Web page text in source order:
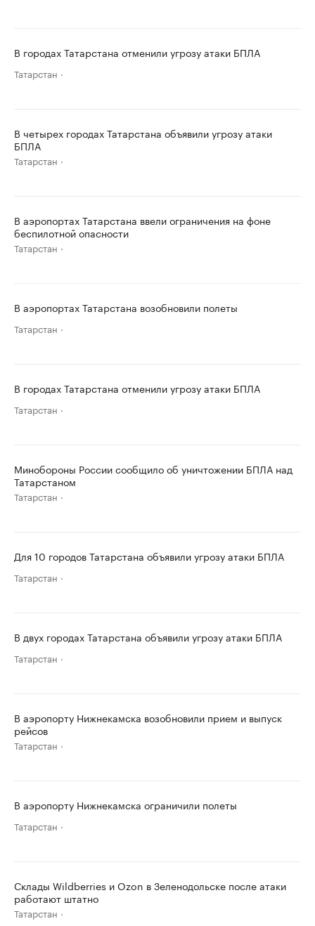
В городах Татарстана отменили угрозу атаки БПЛА
Татарстан
В четырех городах Татарстана объявили угрозу атаки
БПЛА
Татарстан
В аэропортах Татарстана ввели ограничения на фоне
беспилотной опасности
Татарстан
В аэропортах Татарстана возобновили полеты
Татарстан
В городах Татарстана отменили угрозу атаки БПЛА
Татарстан
Минобороны России сообщило об уничтожении БПЛА над
Татарстаном
Татарстан
Для 10 городов Татарстана объявили угрозу атаки БПЛА
Татарстан
В двух городах Татарстана объявили угрозу атаки БПЛА
Татарстан
В аэропорту Нижнекамска возобновили прием и выпуск
рейсов
Татарстан
В аэропорту Нижнекамска ограничили полеты
Татарстан
Склады Wildberries и Ozon в Зеленодольске после атаки
работают штатно
Татарстан